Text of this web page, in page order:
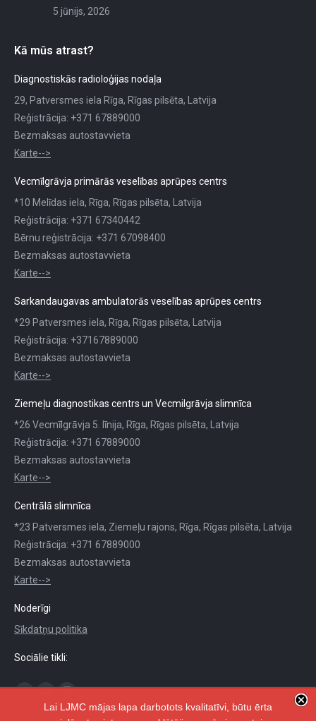
5 jūnijs, 2026
Kā mūs atrast?
Diagnostiskās radioloģijas nodaļa
29, Patversmes iela Rīga, Rīgas pilsēta, Latvija
Reģistrācija: +371 67889000
Bezmaksas autostavvieta
Karte-->
Vecmīlgrāvja primārās veselības aprūpes centrs
*10 Melīdas iela, Rīga, Rīgas pilsēta, Latvija
Reģistrācija: +371 67340442
Bērnu reģistrācija: +371 67098400
Bezmaksas autostavvieta
Karte-->
Sarkandaugavas ambulatorās veselības aprūpes centrs
*29 Patversmes iela, Rīga, Rīgas pilsēta, Latvija
Reģistrācija: +37167889000
Bezmaksas autostavvieta
Karte-->
Ziemeļu diagnostikas centrs un Vecmilgrāvja slimnīca
*26 Vecmīlgrāvja 5. līnija, Rīga, Rīgas pilsēta, Latvija
Reģistrācija: +371 67889000
Bezmaksas autostavvieta
Karte-->
Centrālā slimnīca
*23 Patversmes iela, Ziemeļu rajons, Rīga, Rīgas pilsēta, Latvija
Reģistrācija: +371 67889000
Bezmaksas autostavvieta
Karte-->
Noderīgi
Sīkdatņu politika
Sociālie tikli:
Find us on:
Lai LJMC mājas lapa darbotots kvalitatīvi, būtu ērta